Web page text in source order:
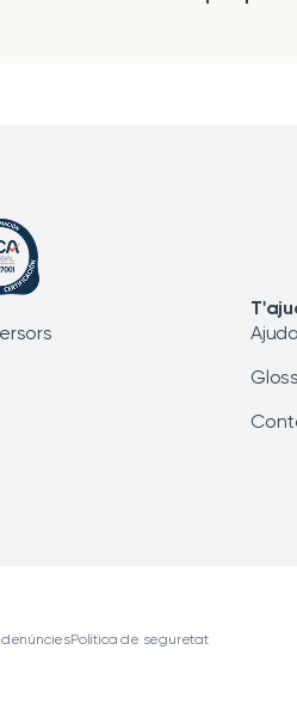
Política de seguretat